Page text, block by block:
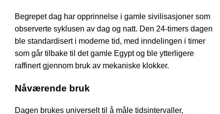
Begrepet dag har opprinnelse i gamle sivilisasjoner som
observerte syklusen av dag og natt. Den 24-timers dagen
ble standardisert i moderne tid, med inndelingen i timer
som går tilbake til det gamle Egypt og ble ytterligere
raffinert gjennom bruk av mekaniske klokker.
Nåværende bruk
Dagen brukes universelt til å måle tidsintervaller,